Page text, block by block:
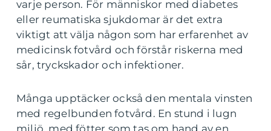
varje person. För människor med diabetes
eller reumatiska sjukdomar är det extra
viktigt att välja någon som har erfarenhet av
medicinsk fotvård och förstår riskerna med
sår, tryckskador och infektioner.
Många upptäcker också den mentala vinsten
med regelbunden fotvård. En stund i lugn